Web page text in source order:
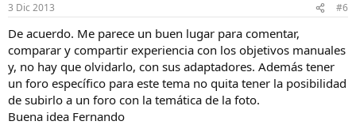
3 Dic 2013 #6
De acuerdo. Me parece un buen lugar para comentar,
comparar y compartir experiencia con los objetivos manuales
y, no hay que olvidarlo, con sus adaptadores. Además tener
un foro específico para este tema no quita tener la posibilidad
de subirlo a un foro con la temática de la foto.
Buena idea Fernando